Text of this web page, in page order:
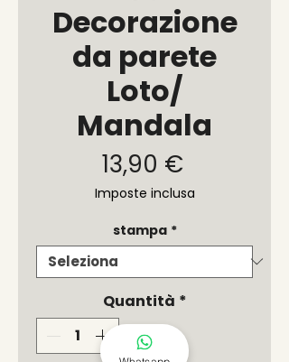
Decorazione
da parete
Loto/
Mandala
13,90 €Prezzo
Imposte inclusa
stampa *
Quantità *